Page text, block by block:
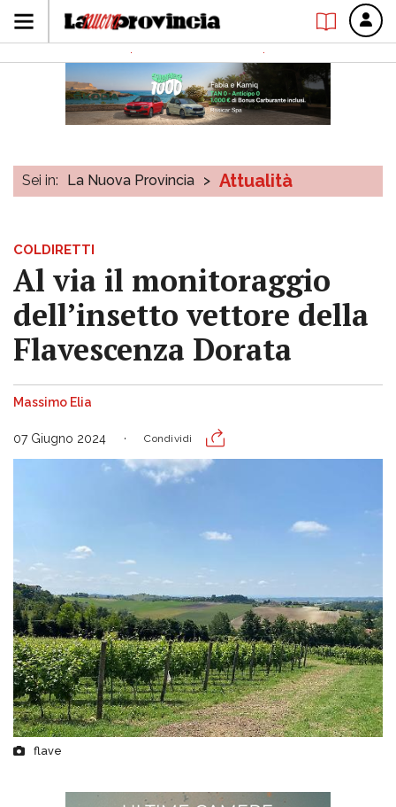
Sei in: La Nuova Provincia > Attualità
COLDIRETTI
Al via il monitoraggio
dell’insetto vettore della
Flavescenza Dorata
Massimo Elia
07 Giugno 2024 Condividi
flave